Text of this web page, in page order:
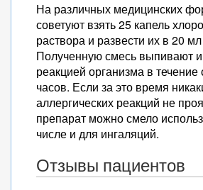
На различных медицинских
советуют взять 25 капель
раствора и развести их в 20
Полученную смесь выпивают
реакцией организма в
часов. Если за это время
аллергических реакций не
препарат можно смело
числе и для ингаляций.
Отзывы пациентов